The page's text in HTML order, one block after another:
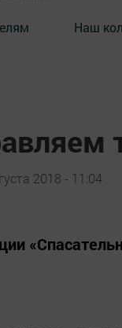
Наш
2018 - 11:04